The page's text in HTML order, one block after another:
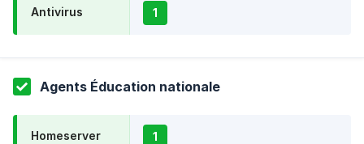
Antivirus 1
Agents Éducation nationale
Homeserver 1